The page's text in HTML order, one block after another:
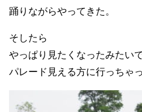
踊りながらやってきた。
そしたら
やっぱり見たくなったみたい
パレード見える方に行っちゃ